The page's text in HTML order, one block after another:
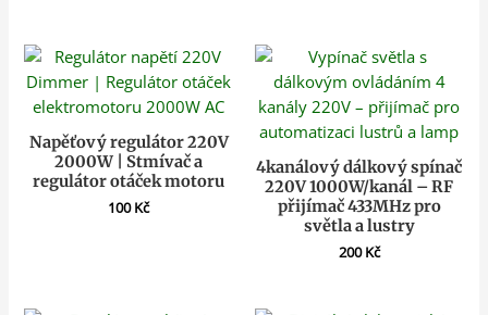
Napěťový regulátor 220V
2000W | Stmívač a
regulátor otáček motoru
100Kč
4kanálový dálkový spínač
220V 1000W/kanál – RF
přijímač 433MHz pro
světla a lustry
200Kč